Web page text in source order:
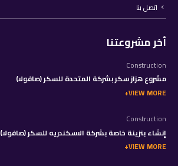
اتصل بنا
أخر مشروعتنا
Construction
مشروع هزاز سكر بشركة المتحدة للسكر (صافولا)
VIEW MORE
Construction
إنشاء بنزينة خاصة بشركة الاسكندريه للسكر (صافولا)
VIEW MORE